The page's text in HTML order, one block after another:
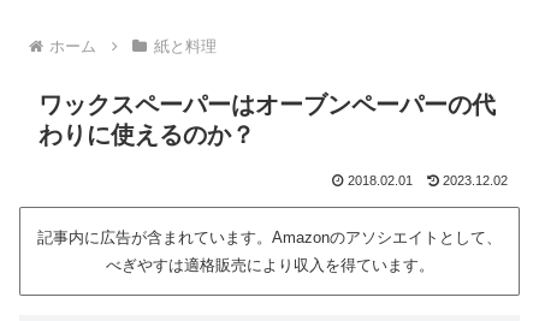
ホーム 紙と料理
ワックスペーパーはオーブンペーパーの代
わりに使えるのか？
2018.02.01 2023.12.02
記事内に広告が含まれています。Amazonのアソシエイトとして、
べぎやすは適格販売により収入を得ています。